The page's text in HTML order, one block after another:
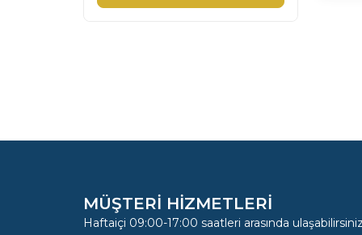
MÜŞTERİ HİZMETLERİ
Haftaiçi 09:00-17:00 saatleri arasında